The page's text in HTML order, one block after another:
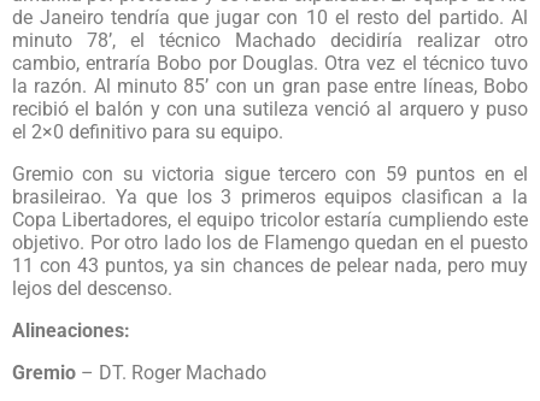
de Janeiro tendría que jugar con 10 el resto del partido. Al
minuto 78’, el técnico Machado decidiría realizar otro
cambio, entraría Bobo por Douglas. Otra vez el técnico tuvo
la razón. Al minuto 85’ con un gran pase entre líneas, Bobo
recibió el balón y con una sutileza venció al arquero y puso
el 2×0 definitivo para su equipo.
Gremio con su victoria sigue tercero con 59 puntos en el
brasileirao. Ya que los 3 primeros equipos clasifican a la
Copa Libertadores, el equipo tricolor estaría cumpliendo este
objetivo. Por otro lado los de Flamengo quedan en el puesto
11 con 43 puntos, ya sin chances de pelear nada, pero muy
lejos del descenso.
Alineaciones:
Gremio – DT. Roger Machado